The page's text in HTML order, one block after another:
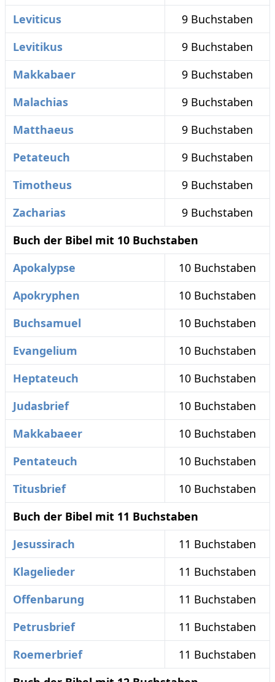
Leviticus
9 Buchstaben
Levitikus
9 Buchstaben
Makkabaer
9 Buchstaben
Malachias
9 Buchstaben
Matthaeus
9 Buchstaben
Petateuch
9 Buchstaben
Timotheus
9 Buchstaben
Zacharias
9 Buchstaben
Buch der Bibel mit 10 Buchstaben
Apokalypse
10 Buchstaben
Apokryphen
10 Buchstaben
Buchsamuel
10 Buchstaben
Evangelium
10 Buchstaben
Heptateuch
10 Buchstaben
Judasbrief
10 Buchstaben
Makkabaeer
10 Buchstaben
Pentateuch
10 Buchstaben
Titusbrief
10 Buchstaben
Buch der Bibel mit 11 Buchstaben
Jesussirach
11 Buchstaben
Klagelieder
11 Buchstaben
Offenbarung
11 Buchstaben
Petrusbrief
11 Buchstaben
Roemerbrief
11 Buchstaben